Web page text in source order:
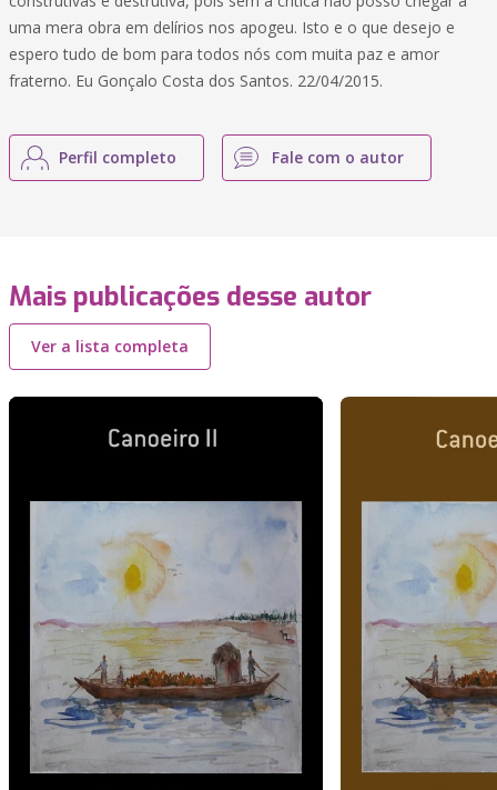
uma mera obra em delírios nos apogeu. Isto e o que desejo e
espero tudo de bom para todos nós com muita paz e amor
fraterno. Eu Gonçalo Costa dos Santos. 22/04/2015.
Perfil completo Fale com o autor
Mais publicações desse autor
Ver a lista completa